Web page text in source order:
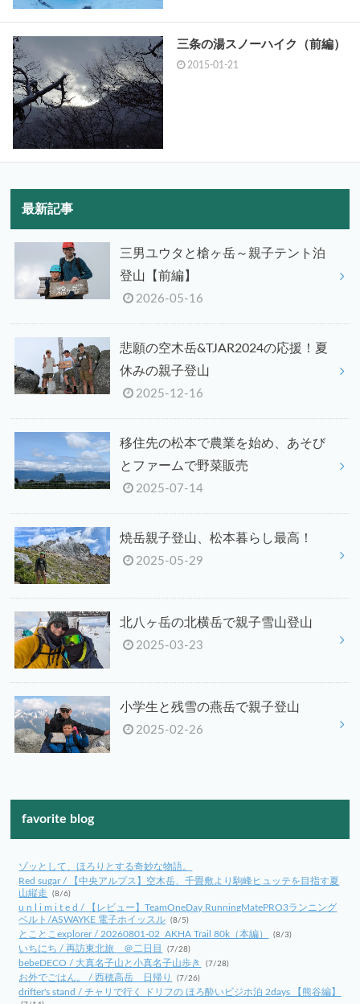
三条の湯スノーハイク（前編）
2015-01-21
最新記事
三男ユウタと槍ヶ岳～親子テント泊
登山【前編】
2026-05-16
悲願の空木岳&TJAR2024の応援！夏
休みの親子登山
2025-12-16
移住先の松本で農業を始め、あそび
とファームで野菜販売
2025-07-14
焼岳親子登山、松本暮らし最高！
2025-05-29
北八ヶ岳の北横岳で親子雪山登山
2025-03-23
小学生と残雪の燕岳で親子登山
2025-02-26
favorite blog
ゾッとして、ほろりとする奇妙な物語。
Red sugar / 【中央アルプス】空木岳、千畳敷より駒峰ヒュッテを目指す夏
山縦走
(8/6)
u n l i m i t e d / 【レビュー】TeamOneDay RunningMatePRO3ランニング
ベルト/ASWAYKE 電子ホイッスル (8/5)
とことこexplorer / 20260801-02_AKHA Trail 80k（本編） (8/3)
いちにち / 再訪東北旅 ＠二日目 (7/28)
bebeDECO / 大真名子山と小真名子山歩き (7/28)
お外でごはん。 / 西穂高岳 日帰り (7/26)
drifter's stand / チャリで行く ドリフの ほろ酔いビジホ泊 2days 【熊谷編】